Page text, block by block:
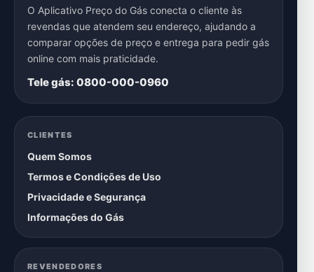
O Aplicativo Preço do Gás conecta o cliente às
revendas que atendem seu endereço, ajudando a
comparar opções de preço e entrega para pedir gás
online com mais praticidade.
Tele gás: 0800-000-0960
CLIENTES
Quem Somos
Termos e Condições de Uso
Privacidade e Segurança
Informações do Gás
REVENDEDORES